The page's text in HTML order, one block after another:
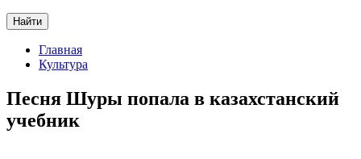
Найти
Главная
Культура
Песня Шуры попала в казахстанский
учебник